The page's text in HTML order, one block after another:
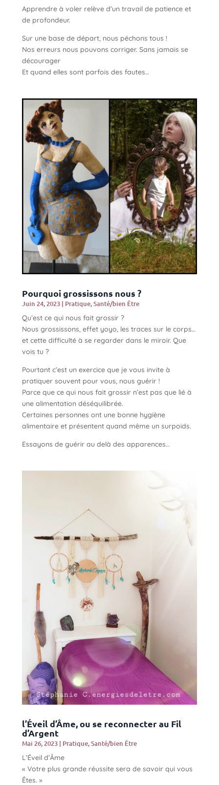
Apprendre à voler relève d’un travail de patience et
de profondeur.
Sur une base de départ, nous péchons tous !
Nos erreurs nous pouvons corriger. Sans jamais se
décourager
Et quand elles sont parfois des fautes…
Pourquoi grossissons nous ?
Juin 24, 2023| Pratique,Santé/bien Être
Qu’est ce qui nous fait grossir ?
Nous grossissons, effet yoyo, les traces sur le corps…
et cette difficulté à se regarder dans le miroir. Que
vois tu ?
Pourtant c’est un exercice que je vous invite à
pratiquer souvent pour vous, nous guérir !
Parce que ce qui nous fait grossir n’est pas que lié à
une alimentation déséquilibrée.
Certaines personnes ont une bonne hygiène
alimentaire et présentent quand même un surpoids.
Essayons de guérir au delà des apparences…
l’Éveil d’Âme, ou se reconnecter au Fil
d’Argent
Mai 26, 2023| Pratique,Santé/bien Être
L’Éveil d’Âme
« Votre plus grande réussite sera de savoir qui vous
Êtes. »